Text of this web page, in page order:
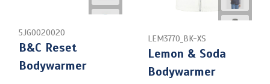
5JG0020020
B&C Reset
Bodywarmer
LEM3770_BK-XS
Lemon & Soda
Bodywarmer